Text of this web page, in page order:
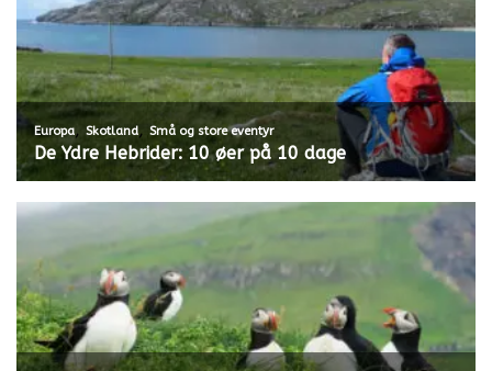
Europa, Skotland, Små og store eventyr
De Ydre Hebrider: 10 øer på 10 dage